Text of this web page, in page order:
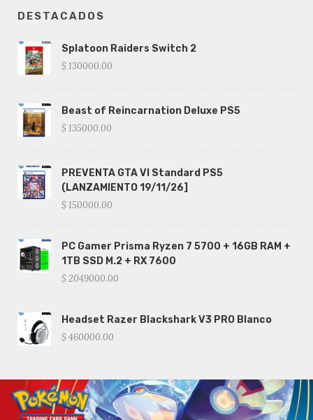
DESTACADOS
Splatoon Raiders Switch 2
$ 130000.00
Beast of Reincarnation Deluxe PS5
$ 135000.00
PREVENTA GTA VI Standard PS5
(LANZAMIENTO 19/11/26]
$ 150000.00
PC Gamer Prisma Ryzen 7 5700 + 16GB RAM +
1TB SSD M.2 + RX 7600
$ 2049000.00
Headset Razer Blackshark V3 PRO Blanco
$ 460000.00